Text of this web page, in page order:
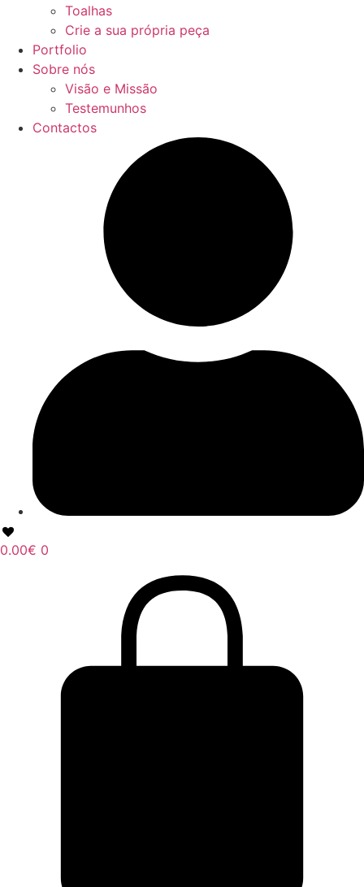
Toalhas
Crie a sua própria peça
Portfolio
Sobre nós
Visão e Missão
Testemunhos
Contactos
0.00€ 0